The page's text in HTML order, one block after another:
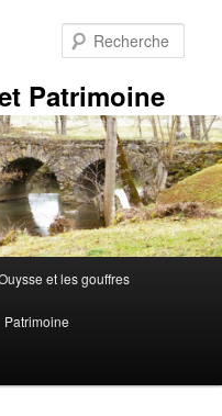
Patrimoine
et les gouffres
Patrimoine